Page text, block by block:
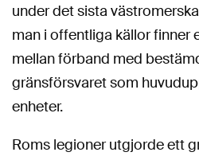
under det sista
man i offentliga källor finner
mellan förband med
gränsförsvaret som
enheter.
Roms legioner utgjorde ett